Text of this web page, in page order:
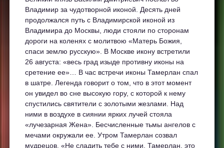
Владимир за чудотворной иконой. Десять дней
продолжался путь с Владимирской иконой из
Владимира до Москвы, люди стояли по сторонам
дороги на коленях с молитвою «Матерь Божия,
спаси землю русскую». В Москве икону встретили
26 августа: «весь град изыде противну иконы на
сретение ее»… В час встречи иконы Тамерлан спал
в шатре. Легенда говорит о том, что в этот момент
он увидел во сне высокую гору, с которой к нему
спустились святители с золотыми жезлами. Над
ними в воздухе в сиянии ярких лучей стояла
«лучезарная Жена». Бесчисленные тьмы ангелов с
мечами окружали ее. Утром Тамерлан созвал
мудрецов. «Не сладить тебе с ними, Тамерлан, это